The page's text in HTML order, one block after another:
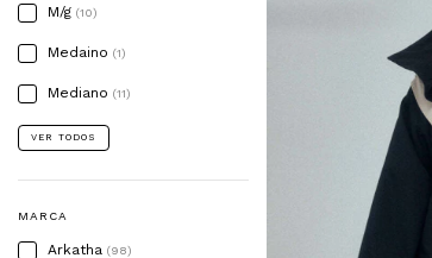
M/g (10)
Medaino (1)
Mediano (11)
VER TODOS
MARCA
Arkatha (98)